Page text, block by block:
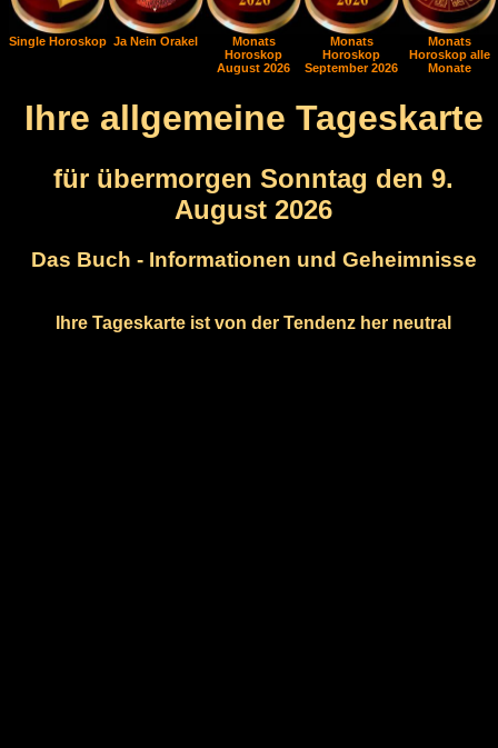
Single Horoskop Ja Nein Orakel
Monats
Horoskop
August 2026
Monats
Horoskop
September 2026
Monats
Horoskop alle
Monate
Ihre allgemeine Tageskarte
für übermorgen Sonntag den 9.
August 2026
Das Buch - Informationen und Geheimnisse
Ihre Tageskarte ist von der Tendenz her neutral